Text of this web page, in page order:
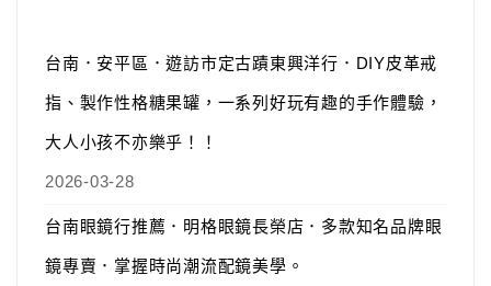
台南．安平區．遊訪市定古蹟東興洋行．DIY皮革戒
指、製作性格糖果罐，一系列好玩有趣的手作體驗，
大人小孩不亦樂乎！！
2026-03-28
台南眼鏡行推薦．明格眼鏡長榮店．多款知名品牌眼
鏡專賣．掌握時尚潮流配鏡美學。